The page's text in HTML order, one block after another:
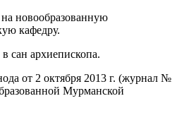
на новообразованную
кафедру.
сан архиепископа.
от 2 октября 2013 г. (журнал №
Мурманской